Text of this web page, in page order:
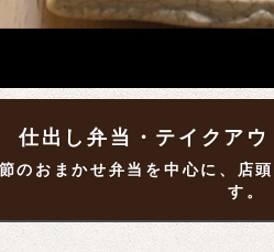
仕出し弁当・テイクアウ
のおまかせ弁当を中心に、店
す。